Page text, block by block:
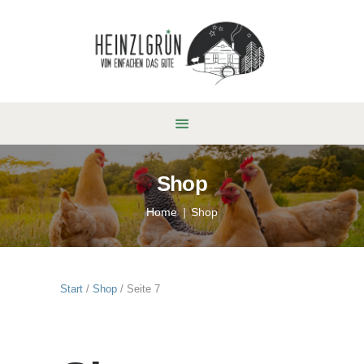
Shop
Home Shop
Start / Shop / Seite 7